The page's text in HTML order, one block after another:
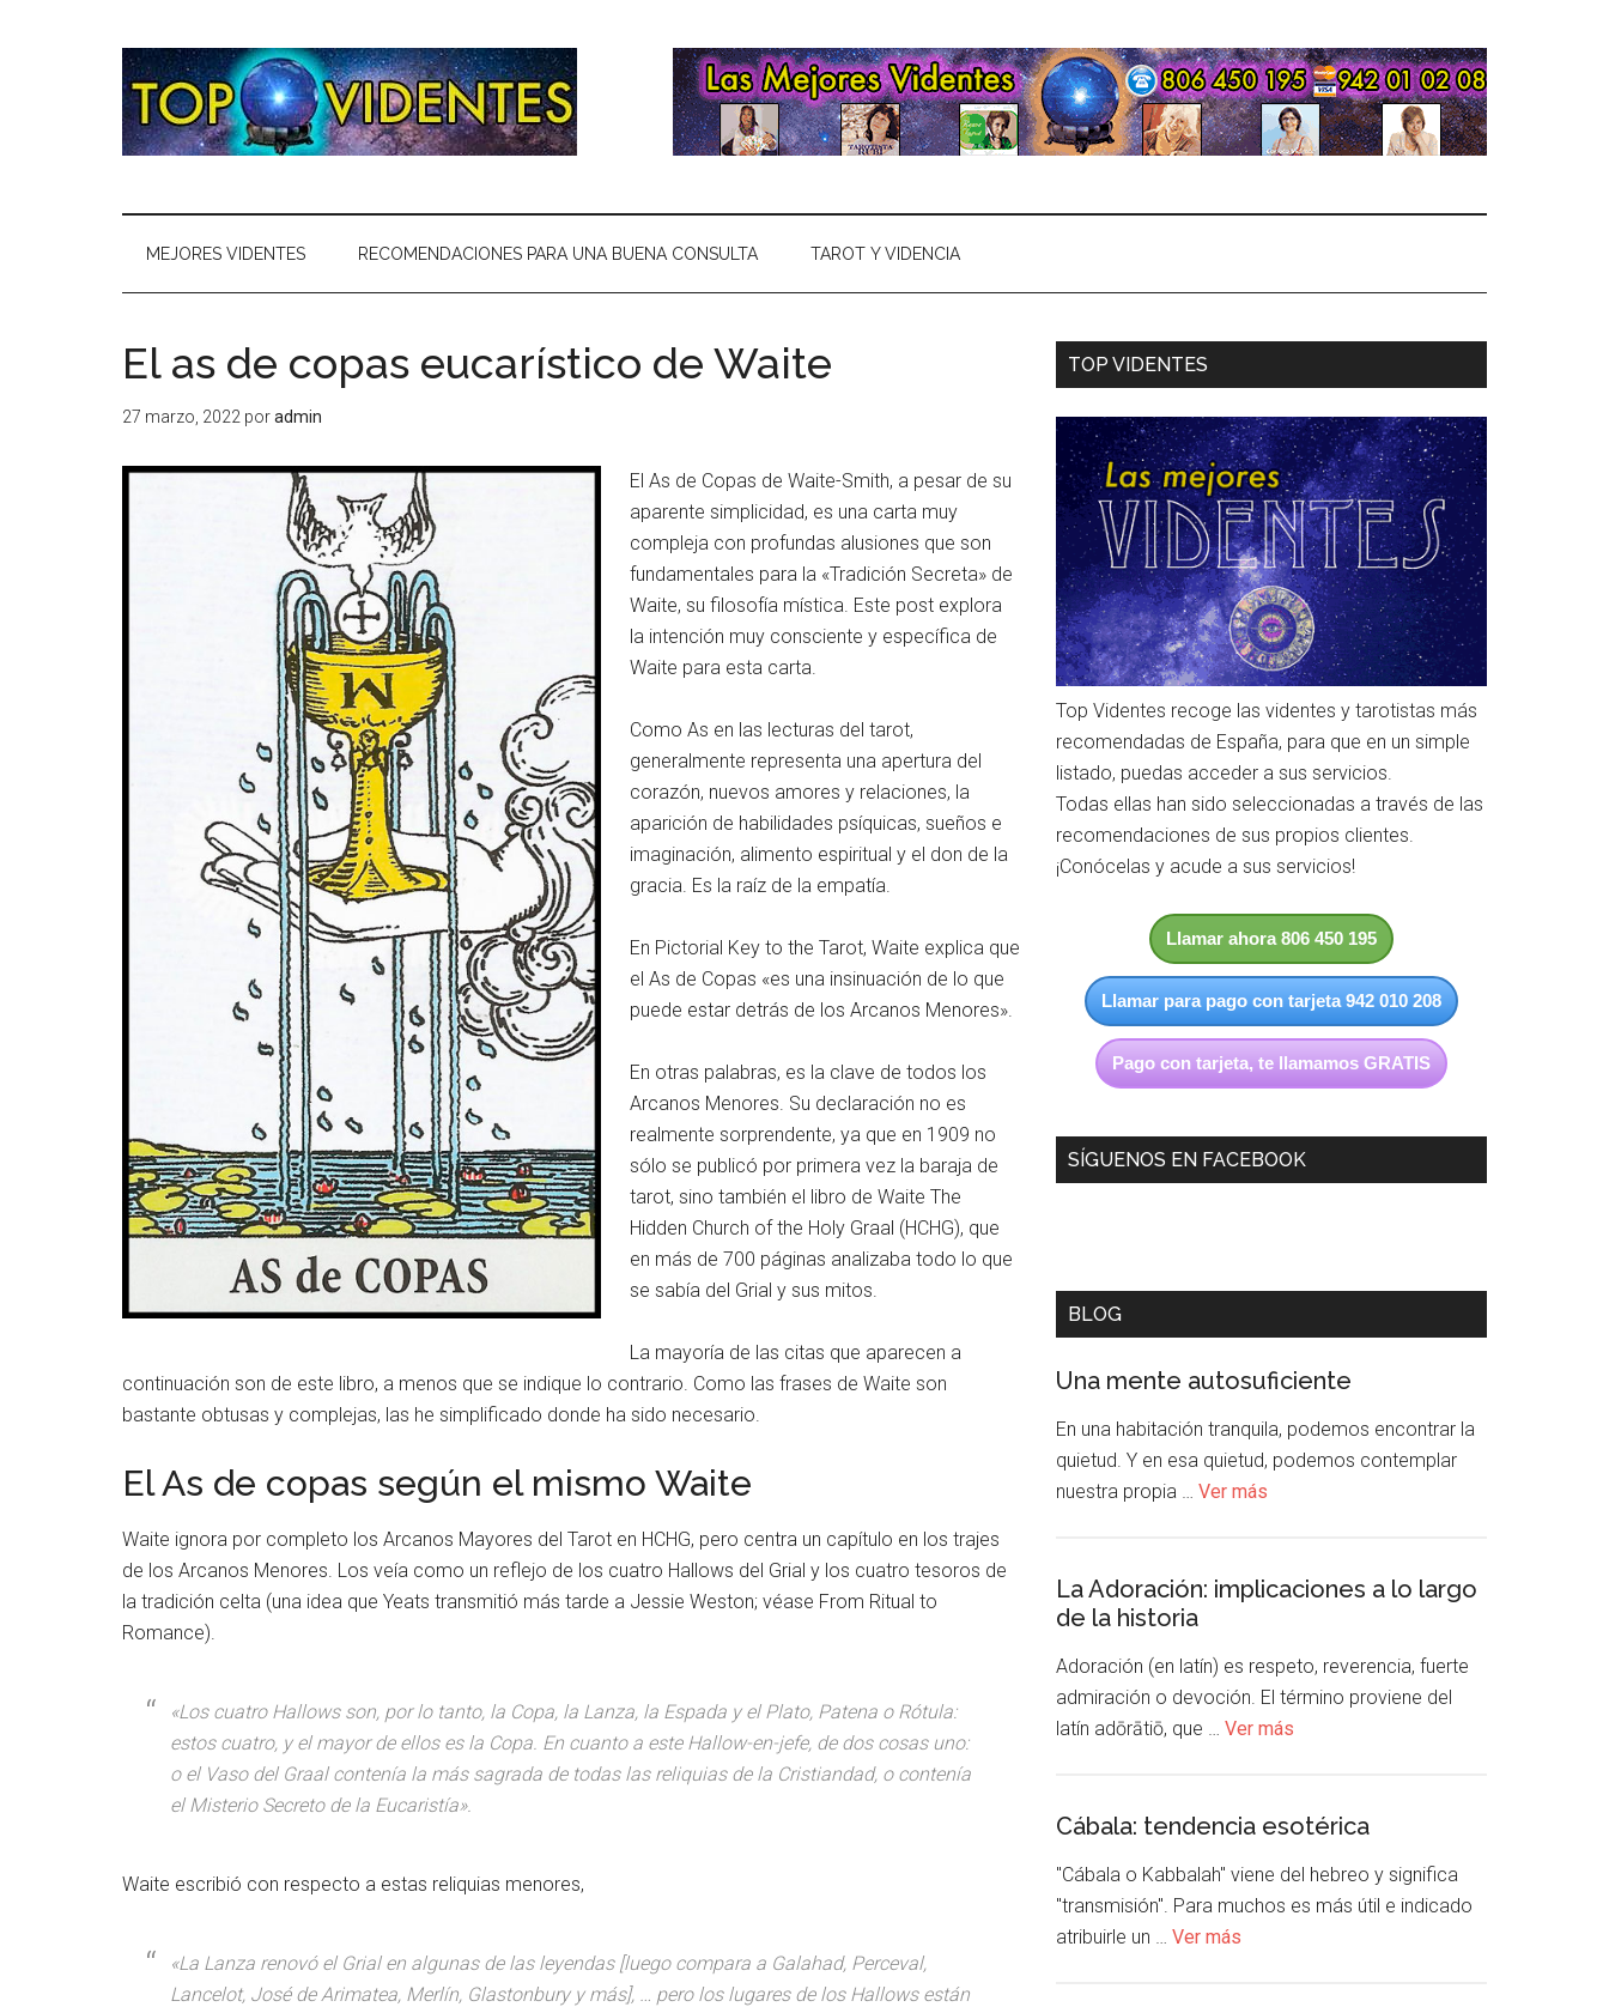
MEJORES VIDENTES RECOMENDACIONES PARA UNA BUENA CONSULTA TAROT Y VIDENCIA
El as de copas eucarístico de Waite
27 marzo, 2022 poradmin
El As de Copas de Waite-Smith, a pesar de su
aparente simplicidad, es una carta muy
compleja con profundas alusiones que son
fundamentales para la «Tradición Secreta» de
Waite, su filosofía mística. Este post explora
la intención muy consciente y específica de
Waite para esta carta.
Como As en las lecturas del tarot,
generalmente representa una apertura del
corazón, nuevos amores y relaciones, la
aparición de habilidades psíquicas, sueños e
imaginación, alimento espiritual y el don de la
gracia. Es la raíz de la empatía.
En Pictorial Key to the Tarot, Waite explica que
el As de Copas «es una insinuación de lo que
puede estar detrás de los Arcanos Menores».
En otras palabras, es la clave de todos los
Arcanos Menores. Su declaración no es
realmente sorprendente, ya que en 1909 no
sólo se publicó por primera vez la baraja de
tarot, sino también el libro de Waite The
Hidden Church of the Holy Graal (HCHG), que
en más de 700 páginas analizaba todo lo que
se sabía del Grial y sus mitos.
La mayoría de las citas que aparecen a
continuación son de este libro, a menos que se indique lo contrario. Como las frases de Waite son
bastante obtusas y complejas, las he simplificado donde ha sido necesario.
El As de copas según el mismo Waite
Waite ignora por completo los Arcanos Mayores del Tarot en HCHG, pero centra un capítulo en los trajes
de los Arcanos Menores. Los veía como un reflejo de los cuatro Hallows del Grial y los cuatro tesoros de
la tradición celta (una idea que Yeats transmitió más tarde a Jessie Weston; véase From Ritual to
Romance).
«Los cuatro Hallows son, por lo tanto, la Copa, la Lanza, la Espada y el Plato, Patena o Rótula:
estos cuatro, y el mayor de ellos es la Copa. En cuanto a este Hallow-en-jefe, de dos cosas uno:
o el Vaso del Graal contenía la más sagrada de todas las reliquias de la Cristiandad, o contenía
el Misterio Secreto de la Eucaristía».
Waite escribió con respecto a estas reliquias menores,
«La Lanza renovó el Grial en algunas de las leyendas [luego compara a Galahad, Perceval,
Lancelot, José de Arimatea, Merlín, Glastonbury y más], … pero los lugares de los Hallows están
TOP VIDENTES
Top Videntes recoge las videntes y tarotistas más
recomendadas de España, para que en un simple
listado, puedas acceder a sus servicios.
Todas ellas han sido seleccionadas a través de las
recomendaciones de sus propios clientes.
¡Conócelas y acude a sus servicios!
Llamar ahora 806 450 195
Llamar para pago con tarjeta 942 010 208
Pago con tarjeta, te llamamos GRATIS
SÍGUENOS EN FACEBOOK
BLOG
Una mente autosuficiente
En una habitación tranquila, podemos encontrar la
quietud. Y en esa quietud, podemos contemplar
nuestra propia … Ver más
La Adoración: implicaciones a lo largo
de la historia
Adoración (en latín) es respeto, reverencia, fuerte
admiración o devoción. El término proviene del
latín adōrātiō, que … Ver más
Cábala: tendencia esotérica
"Cábala o Kabbalah" viene del hebreo y significa
"transmisión". Para muchos es más útil e indicado
atribuirle un … Ver más